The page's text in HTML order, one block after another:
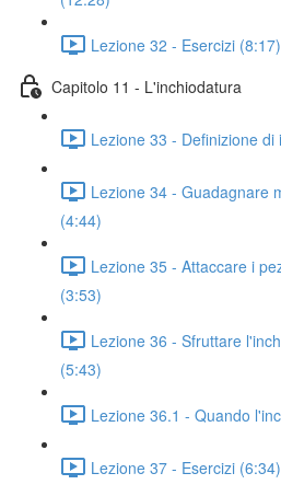
Lezione 32 - Esercizi (8:17)
Capitolo 11 - L'inchiodatura
Lezione 33 - Definizione
Lezione 34 - Guadagnare
(4:44)
Lezione 35 - Attaccare i
(3:53)
Lezione 36 - Sfruttare
(5:43)
Lezione 36.1 - Quando
Lezione 37 - Esercizi (6:34)